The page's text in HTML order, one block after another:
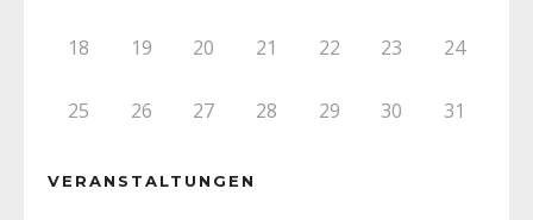
18 19 20 21 22 23 24
25 26 27 28 29 30 31
VERANSTALTUNGEN